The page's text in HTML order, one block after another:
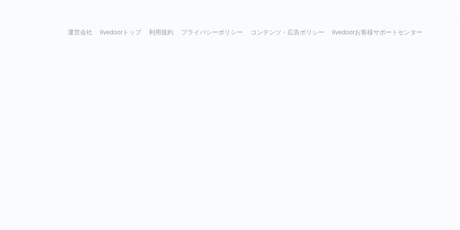
運営会社 livedoorトップ 利用規約 プライバシーポリシー コンテンツ・広告ポリシー livedoorお客様サポートセンター